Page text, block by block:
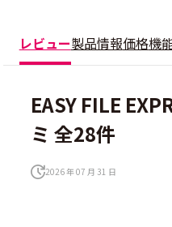
レビュー製品情報価格機
EASY FILE
ミ 全28件
2026 年 07 月 31 日